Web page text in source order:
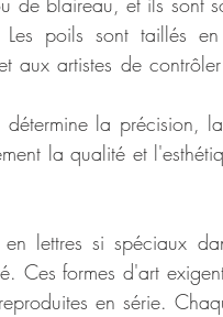
Les poils sont taillés
aux artistes de
la précision,
la qualité et
lettres si spéciaux
Ces formes d'art
en série.